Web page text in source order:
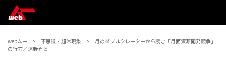
webムー 不思議・超常現象
月のダブルクレーターから読む「月面資源開発競争」
の行方／遠野そら